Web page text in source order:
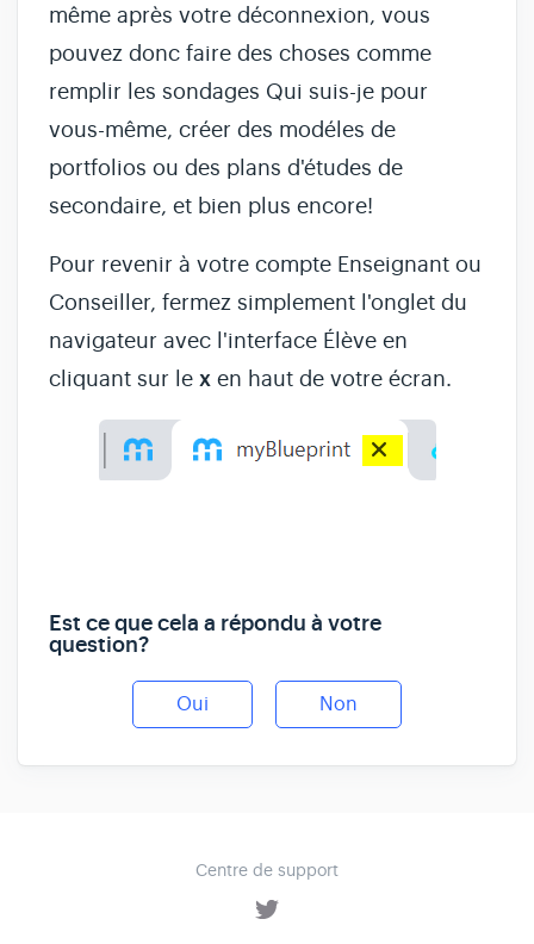
même après votre déconnexion, vous
pouvez donc faire des choses comme
remplir les sondages Qui suis-je pour
vous-même, créer des modéles de
portfolios ou des plans d'études de
secondaire, et bien plus encore!
Pour revenir à votre compte Enseignant ou
Conseiller, fermez simplement l'onglet du
navigateur avec l'interface Élève en
cliquant sur le x en haut de votre écran.
Est ce que cela a répondu à votre
question?
Oui Non
Centre de support